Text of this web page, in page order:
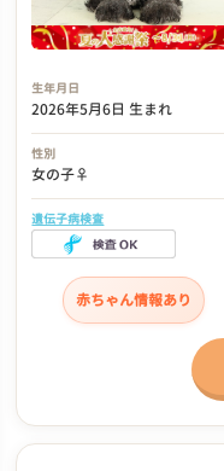
生年月日
2026年5月6日 生まれ
性別
女の子♀
遺伝子病検査
赤ちゃん情報あり